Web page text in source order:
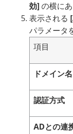
効]の横に
表示される
パラメータ
項目
ドメイン名
認証方式
ADとの連